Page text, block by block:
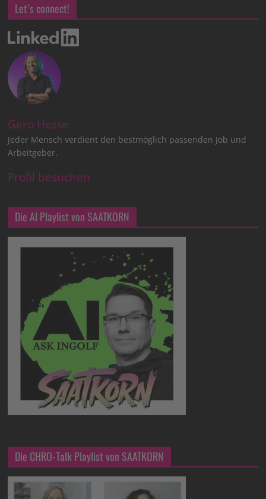
Let’s connect!
Gero Hesse
Jeder Mensch verdient den bestmöglich passenden Job und
Arbeitgeber.
Profil besuchen
Die AI Playlist von SAATKORN
Die CHRO-Talk Playlist von SAATKORN